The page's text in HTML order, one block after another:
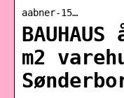
aabner-15…
m2